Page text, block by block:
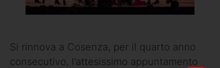
Si rinnova a Cosenza, per il quarto anno
consecutivo, l’attesissimo appuntamento